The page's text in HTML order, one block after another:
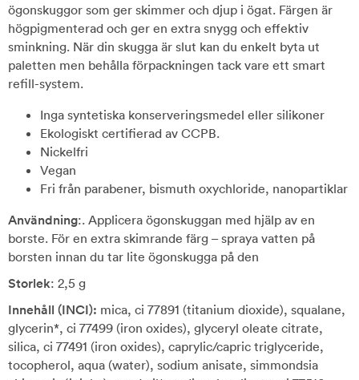
ögonskuggor som ger skimmer och djup i ögat. Färgen är
högpigmenterad och ger en extra snygg och effektiv
sminkning. När din skugga är slut kan du enkelt byta ut
paletten men behålla förpackningen tack vare ett smart
refill-system.
Inga syntetiska konserveringsmedel eller silikoner
Ekologiskt certifierad av CCPB.
Nickelfri
Vegan
Fri från parabener, bismuth oxychloride, nanopartiklar
Användning:. Applicera ögonskuggan med hjälp av en
borste. För en extra skimrande färg – spraya vatten på
borsten innan du tar lite ögonskugga på den
Storlek: 2,5 g
Innehåll (INCI): mica, ci 77891 (titanium dioxide), squalane,
glycerin*, ci 77499 (iron oxides), glyceryl oleate citrate,
silica, ci 77491 (iron oxides), caprylic/capric triglyceride,
tocopherol, aqua (water), sodium anisate, simmondsia